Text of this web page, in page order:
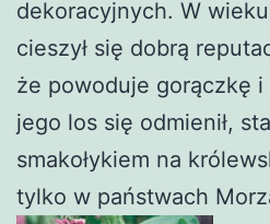
dekoracyjnych. W
cieszył się dobrą
że powoduje gorączkę
jego los się odmienił,
smakołykiem na
tylko w państwach